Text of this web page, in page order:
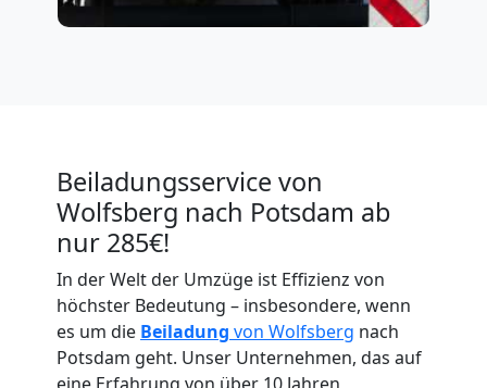
Beiladungsservice von
Wolfsberg nach Potsdam ab
nur 285€!
In der Welt der Umzüge ist Effizienz von
höchster Bedeutung – insbesondere, wenn
es um die Beiladung von Wolfsberg nach
Potsdam geht. Unser Unternehmen, das auf
eine Erfahrung von über 10 Jahren
Umzugshelfer
Wolfsberg